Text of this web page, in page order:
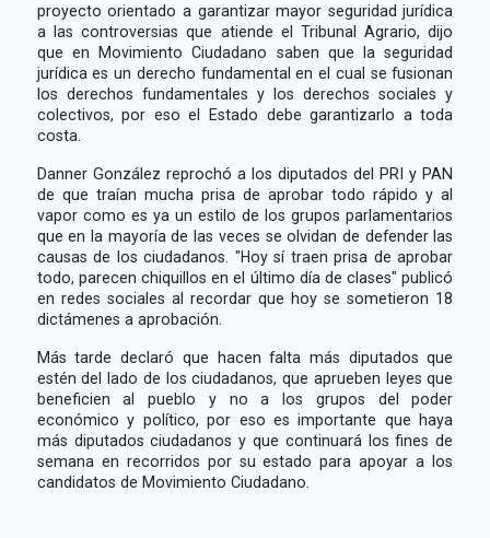
proyecto orientado a garantizar mayor seguridad jurídica
a las controversias que atiende el Tribunal Agrario, dijo
que en Movimiento Ciudadano saben que la seguridad
jurídica es un derecho fundamental en el cual se fusionan
los derechos fundamentales y los derechos sociales y
colectivos, por eso el Estado debe garantizarlo a toda
costa.
Danner González reprochó a los diputados del PRI y PAN
de que traían mucha prisa de aprobar todo rápido y al
vapor como es ya un estilo de los grupos parlamentarios
que en la mayoría de las veces se olvidan de defender las
causas de los ciudadanos. "Hoy sí traen prisa de aprobar
todo, parecen chiquillos en el último día de clases" publicó
en redes sociales al recordar que hoy se sometieron 18
dictámenes a aprobación.
Más tarde declaró que hacen falta más diputados que
estén del lado de los ciudadanos, que aprueben leyes que
beneficien al pueblo y no a los grupos del poder
económico y político, por eso es importante que haya
más diputados ciudadanos y que continuará los fines de
semana en recorridos por su estado para apoyar a los
candidatos de Movimiento Ciudadano.